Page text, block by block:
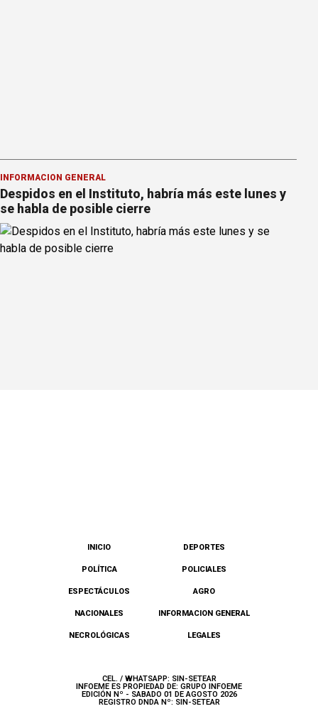
INFORMACION GENERAL
Despidos en el Instituto, habría más este lunes y
se habla de posible cierre
INICIO DEPORTES
POLÍTICA POLICIALES
ESPECTÁCULOS AGRO
NACIONALES INFORMACION GENERAL
NECROLÓGICAS LEGALES
CEL. / WHATSAPP: SIN-SETEAR
INFOEME ES PROPIEDAD DE: GRUPO INFOEME
EDICIÓN Nº - SABADO 01 DE AGOSTO 2026
REGISTRO DNDA Nº: SIN-SETEAR